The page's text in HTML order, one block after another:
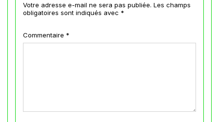
Votre adresse e-mail ne sera pas publiée. Les champs
obligatoires sont indiqués avec *
Commentaire *